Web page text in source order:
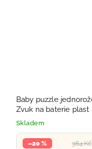
Baby puzzle
Zvuk na baterie plast
Skladem
384 Kč
–20 %